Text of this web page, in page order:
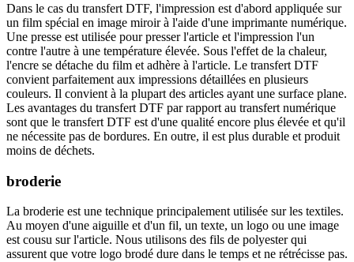
Dans le cas du transfert DTF, l'impression est d'abord appliquée sur
un film spécial en image miroir à l'aide d'une imprimante numérique.
Une presse est utilisée pour presser l'article et l'impression l'un
contre l'autre à une température élevée. Sous l'effet de la chaleur,
l'encre se détache du film et adhère à l'article. Le transfert DTF
convient parfaitement aux impressions détaillées en plusieurs
couleurs. Il convient à la plupart des articles ayant une surface plane.
Les avantages du transfert DTF par rapport au transfert numérique
sont que le transfert DTF est d'une qualité encore plus élevée et qu'il
ne nécessite pas de bordures. En outre, il est plus durable et produit
moins de déchets.
broderie
La broderie est une technique principalement utilisée sur les textiles.
Au moyen d'une aiguille et d'un fil, un texte, un logo ou une image
est cousu sur l'article. Nous utilisons des fils de polyester qui
assurent que votre logo brodé dure dans le temps et ne rétrécisse pas.